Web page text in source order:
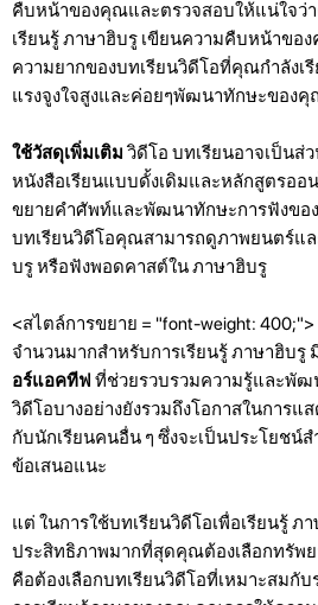
คืบหน้าของคุณและตรวจสอบให้แน่ใจว่
เรียนรู้ ภาษาฮิบรู เขียนความคืบหน้าขอ
ความยากของบทเรียนวิดีโอที่คุณกำลังเ
แรงจูงใจสูงและค่อยๆพัฒนาทักษะของ
ใช้วัสดุเพิ่มเติม วิดีโอ บทเรียนอาจเป็นส่
หนังสือเรียนแบบดั้งเดิมและหลักสูตรออ
ขยายคำศัพท์และพัฒนาทักษะการฟังขอ
บทเรียนวิดีโอคุณสามารถดูภาพยนตร์แล
บรู หรือฟังพอดคาสต์ใน ภาษาฮิบรู
<สไตล์การขยาย = "font-weight:
จำนวนมากสำหรับการเรียนรู้ ภาษาฮิบรู
อร์แอคทีฟ ที่ช่วยรวบรวมความรู้และพั
วิดีโอบางอย่างยังรวมถึงโอกาสในการ
กับนักเรียนคนอื่น ๆ ซึ่งจะเป็นประโยชน์
ข้อเสนอแนะ
แต่ ในการใช้บทเรียนวิดีโอเพื่อเรียนรู้ ภ
ประสิทธิภาพมากที่สุดคุณต้องเลือกทรัพ
คือต้องเลือกบทเรียนวิดีโอที่เหมาะสมกั